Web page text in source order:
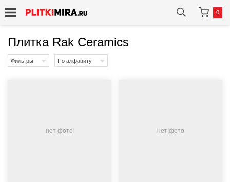
0
Плитка Rak Ceramics
Фильтры По алфавиту
нет фото нет фото